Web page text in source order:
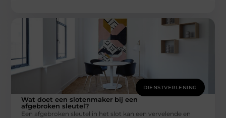
DIENSTVERLENING
Wat doet een slotenmaker bij een
afgebroken sleutel?
Een afgebroken sleutel in het slot kan een vervelende en